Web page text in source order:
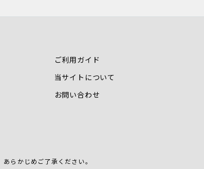
ご利用ガイド
当サイトについて
お問い合わせ
あらかじめご了承ください。